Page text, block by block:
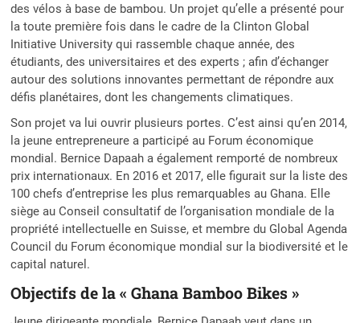
des vélos à base de bambou. Un projet qu’elle a présenté pour
la toute première fois dans le cadre de la Clinton Global
Initiative University qui rassemble chaque année, des
étudiants, des universitaires et des experts ; afin d’échanger
autour des solutions innovantes permettant de répondre aux
défis planétaires, dont les changements climatiques.
Son projet va lui ouvrir plusieurs portes. C’est ainsi qu’en 2014,
la jeune entrepreneure a participé au Forum économique
mondial. Bernice Dapaah a également remporté de nombreux
prix internationaux. En 2016 et 2017, elle figurait sur la liste des
100 chefs d’entreprise les plus remarquables au Ghana. Elle
siège au Conseil consultatif de l’organisation mondiale de la
propriété intellectuelle en Suisse, et membre du Global Agenda
Council du Forum économique mondial sur la biodiversité et le
capital naturel.
Objectifs de la « Ghana Bamboo Bikes »